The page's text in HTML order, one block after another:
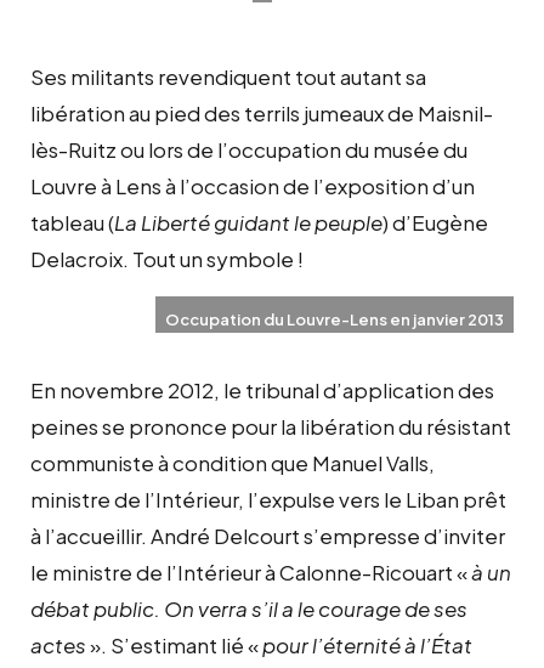
fusillés
la
citadelle
d’Arras
2012
Ses militants revendiquent tout autant sa
libération au pied des terrils jumeaux de Maisnil-
lès-Ruitz ou lors de l’occupation du musée du
Louvre à Lens à l’occasion de l’exposition d’un
tableau (La Liberté guidant le peuple) d’Eugène
Delacroix. Tout un symbole !
Occupation du Louvre-Lens en janvier 2013
En novembre 2012, le tribunal d’application des
peines se prononce pour la libération du résistant
communiste à condition que Manuel Valls,
ministre de l’Intérieur, l’expulse vers le Liban prêt
à l’accueillir. André Delcourt s’empresse d’inviter
le ministre de l’Intérieur à Calonne-Ricouart «à un
débat public. On verra s’il a le courage de ses
actes». S’estimant lié «pour l’éternité à l’État